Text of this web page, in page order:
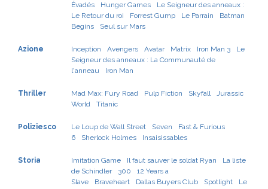
Évadés
Hunger Games
Le Seigneur des anneaux :
Le Retour du roi
Forrest Gump Le Parrain
Batman
Begins
Seul sur Mars
Azione Inception Avengers Avatar Matrix Iron Man 3
Le
Seigneur des anneaux : La Communauté de
l'anneau
Iron Man
Thriller Mad Max: Fury Road Pulp Fiction Skyfall
Jurassic
World
Titanic
Poliziesco Le Loup de Wall Street Seven
Fast & Furious
6
Sherlock Holmes Insaisissables
Storia Imitation Game Il faut sauver le soldat Ryan
La liste
de Schindler
300
12 Years a
Slave
Braveheart Dallas Buyers Club Spotlight
Le